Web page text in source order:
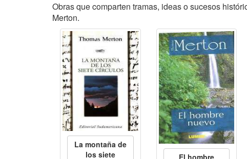
Obras que comparten tramas, ideas o sucesos
Merton.
La montaña de
los siete